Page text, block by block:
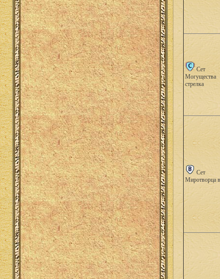
Сет
Могущества
стрелка
Сет
Миротворца